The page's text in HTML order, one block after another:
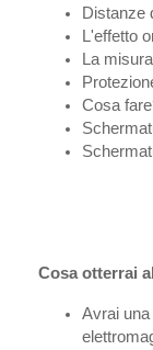
Distanze
L'effetto
La
Cosa
Cosa otterrai
Avrai